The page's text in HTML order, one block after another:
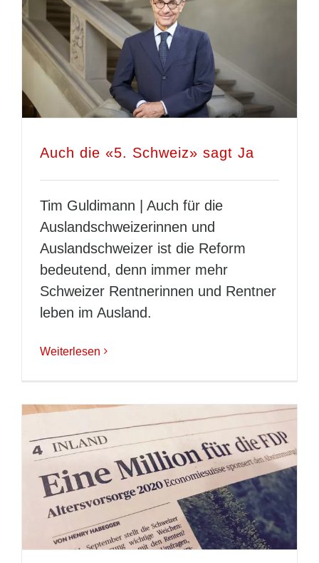
Auch die «5. Schweiz» sagt Ja
Tim Guldimann | Auch für die
Auslandschweizerinnen und
Auslandschweizer ist die Reform
bedeutend, denn immer mehr
Schweizer Rentnerinnen und Rentner
leben im Ausland.
Weiterlesen